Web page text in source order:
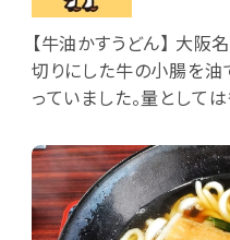
【牛油かすうどん】 大阪
切りにした牛の小腸を
っていました。量として
れを入れると後味がスッ
（990円…うどん３玉まで